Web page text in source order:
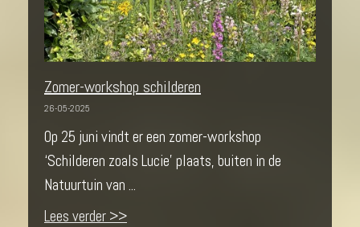
Zomer-workshop schilderen
26-05-2025
Op 25 juni vindt er een zomer-workshop
‘Schilderen zoals Lucie’ plaats, buiten in de
Natuurtuin van ...
Lees verder >>